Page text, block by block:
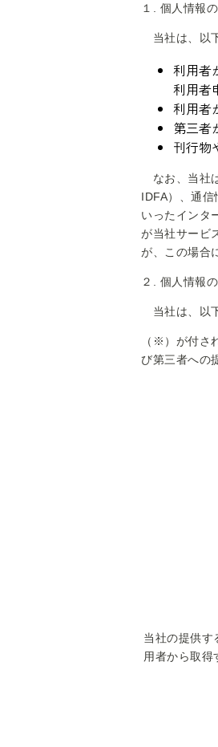
１. 個人情報
当社は、以
利用者
利用者
利用者
第三者
刊行物
なお、当社
IDFA）、通
いったインタ
が当社サービ
が、この場合
２. 個人情報
当社は、以
（※）が付さ
び第三者への
当社の提供す
用者から取得